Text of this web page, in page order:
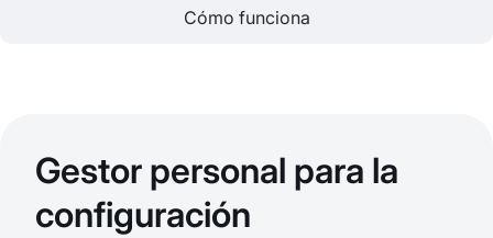
Cómo funciona
Gestor personal para la
configuración